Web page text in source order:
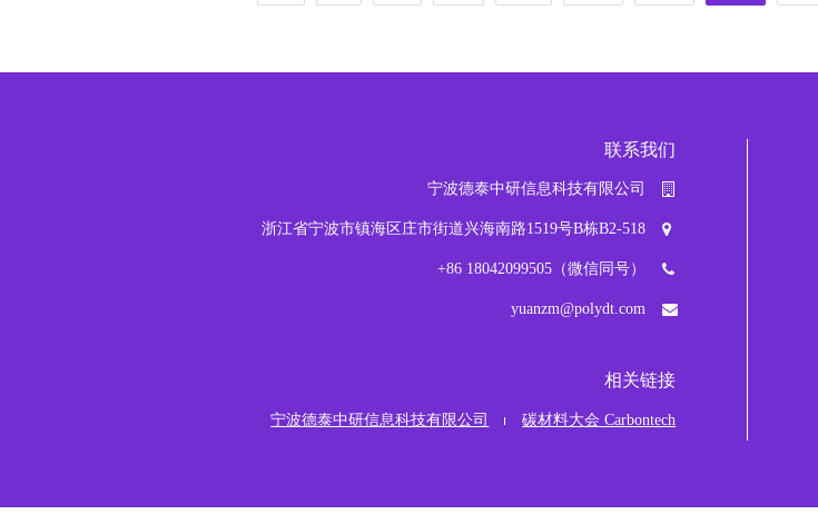
联系我们
宁波德泰中研信息科技有限公司
浙江省宁波市镇海区庄市街道兴海南路1519号B栋B2-518
+86 18042099505（微信同号）
yuanzm@polydt.com
相关链接
宁波德泰中研信息科技有限公司 碳材料大会 Carbontech